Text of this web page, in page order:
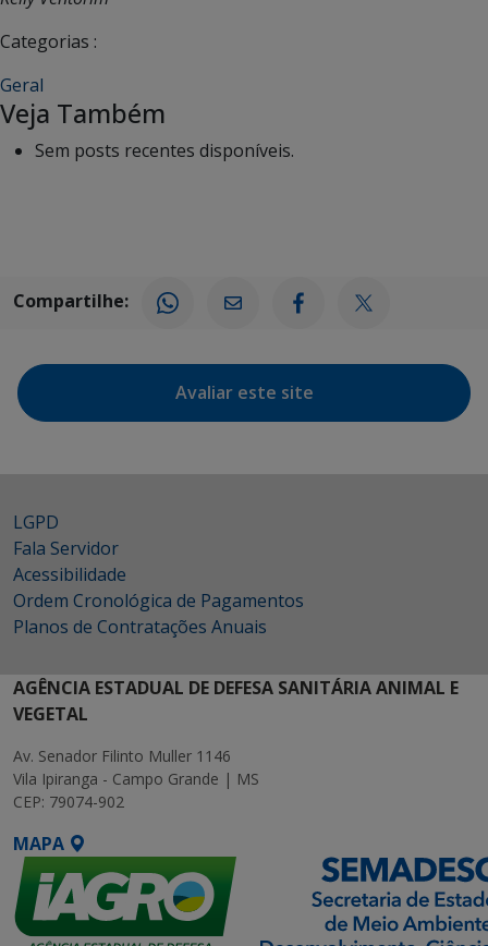
Categorias :
Geral
Veja Também
Sem posts recentes disponíveis.
Compartilhe:
Avaliar este site
LGPD
Fala Servidor
Acessibilidade
Ordem Cronológica de Pagamentos
Planos de Contratações Anuais
AGÊNCIA ESTADUAL DE DEFESA SANITÁRIA ANIMAL E
VEGETAL
Av. Senador Filinto Muller 1146
Vila Ipiranga - Campo Grande | MS
CEP: 79074-902
MAPA